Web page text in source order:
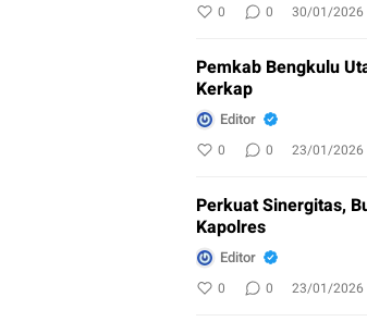
0 0 30/01/2026
Pemkab Bengkulu
Kerkap
Editor
0 0 23/01/2026
Perkuat Sinergitas,
Kapolres
Editor
0 0 23/01/2026